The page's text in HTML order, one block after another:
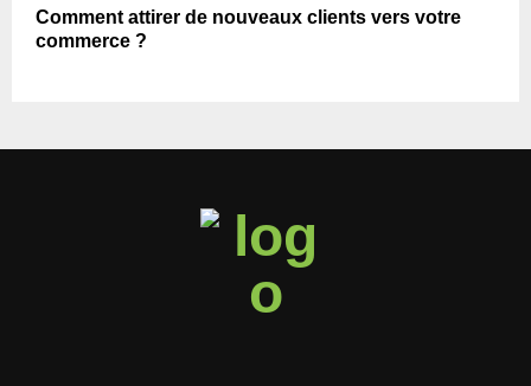
Comment attirer de nouveaux clients vers votre
commerce ?